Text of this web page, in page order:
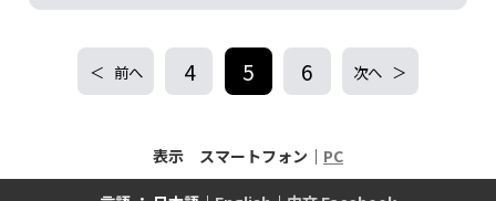
前へ 4 5 6 次へ
表示 スマートフォン｜ PC